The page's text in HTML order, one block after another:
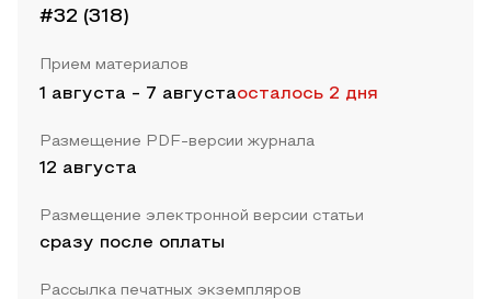
#32 (318)
Прием материалов
1 августа - 7 августаосталось 2 дня
Размещение PDF-версии журнала
12 августа
Размещение электронной версии статьи
сразу после оплаты
Рассылка печатных экземпляров